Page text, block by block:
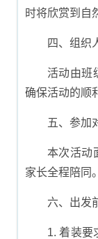
时将欣赏到自
四、组织
活动由班
确保活动的顺
五、参加
本次活动
家长全程陪同。
六、出发
1. 着装要